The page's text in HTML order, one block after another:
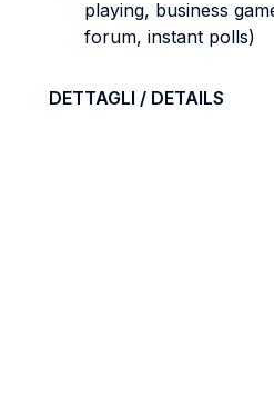
playing, business
forum, instant polls)
DETTAGLI / DETAILS